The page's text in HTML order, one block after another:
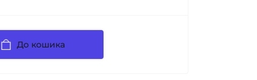
До кошика